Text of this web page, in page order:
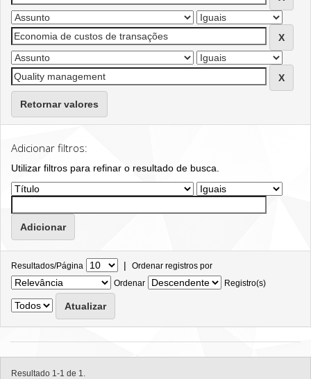
Retornar valores
Adicionar filtros:
Utilizar filtros para refinar o resultado de busca.
Resultados/Página | Ordenar registros por
Ordenar
Registro(s)
Resultado 1-1 de 1.